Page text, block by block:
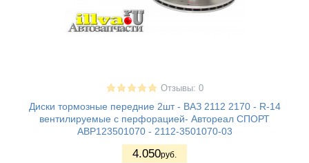
Отзывы: 0
Диски тормозные передние 2шт - ВАЗ 2112 2170 - R-14
вентилируемые с перфорацией- Автореал СПОРТ
ABP123501070 - 2112-3501070-03
4.050руб.